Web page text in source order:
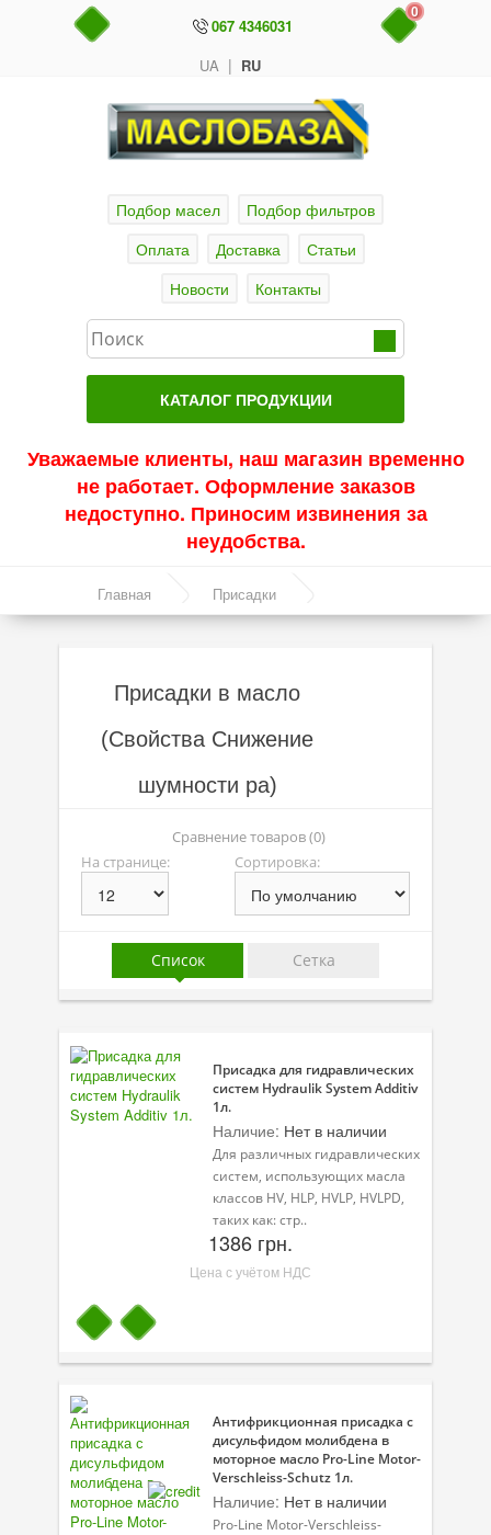
UA | RU
067 4346031
0
Подбор масел
Подбор фильтров
Оплата
Доставка
Статьи
Новости
Контакты
КАТАЛОГ ПРОДУКЦИИ
Актуальные продукты
Акции
Синтетические масла
Минеральные масла
Масло с молибденом
Линейка масел Molygen
Линейка масел Top Tec
Линейка масел Special Tec
Линейка масел Optimal
Присадки
Присадки в масло
Присадки в топливо
Автокосметика
Трансмиссионные масла
Профи-серия
Смазки
Специальные программы
Велосипедная программа
Уважаемые клиенты, наш магазин временно
не работает. Оформление заказов
недоступно. Приносим извинения за
неудобства.
Главная Присадки
Присадки в масло
(Свойства Снижение
шумности ра)
Сравнение товаров (0)
На странице:
Сортировка:
Список Сетка
Присадка для гидравлических
систем Hydraulik System Additiv
1л.
Наличие: Нет в наличии
Для различных гидравлических
систем, использующих масла
классов HV, HLP, HVLP, HVLPD,
таких как: стр..
1386 грн.
Цена с учётом НДС
Антифрикционная присадка с
дисульфидом молибдена в
моторное масло Pro-Line Motor-
Verschleiss-Schutz 1л.
Наличие: Нет в наличии
Pro-Line Motor-Verschleiss-